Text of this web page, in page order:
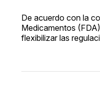
De acuerdo con la
Medicamentos
flexibilizar las